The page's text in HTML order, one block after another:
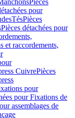
Pièces
pour
TésPièces
Pièces détachées pour
et raccordements,
CuivrePièces
pour
pour Fixations de
assemblages de